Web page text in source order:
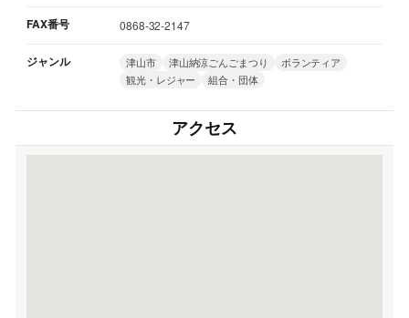
FAX番号 0868-32-2147
ジャンル 津山市 津山納涼ごんごまつり
ボランティア
観光・レジャー
組合・団体
アクセス